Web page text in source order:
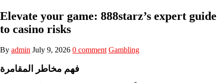
Elevate your game: 888starz’s expert guide
to casino risks
By admin July 9, 2026 0 comment Gambling
فهم مخاطر المقامرة